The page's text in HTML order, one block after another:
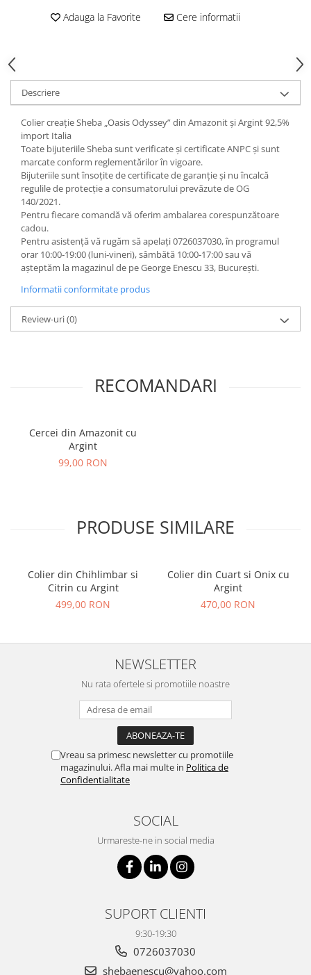
Adauga la Favorite Cere informatii
Descriere
Colier creație Sheba „Oasis Odyssey” din Amazonit și Argint 92,5%
import Italia
Toate bijuteriile Sheba sunt verificate şi certificate ANPC și sunt
marcate conform reglementărilor în vigoare.
Bijuteriile sunt însoţite de certificate de garanţie și nu încalcă
regulile de protecție a consumatorului prevăzute de OG
140/2021.
Pentru fiecare comandă vă oferim ambalarea corespunzătoare
cadou.
Pentru asistență vă rugăm să apelați 0726037030, în programul
orar 10:00‑19:00 (luni‑vineri), sâmbătă 10:00‑17:00 sau vă
așteptăm la magazinul de pe George Enescu 33, București.
Informatii conformitate produs
Review-uri(0)
RECOMANDARI
Cercei din Amazonit cu
Argint
99,00 RON
PRODUSE SIMILARE
Colier din Chihlimbar si
Citrin cu Argint
499,00 RON
Colier din Cuart si Onix cu
Argint
470,00 RON
NEWSLETTER
Nu rata ofertele si promotiile noastre
Vreau sa primesc newsletter cu promotiile
magazinului. Afla mai multe in Politica de
Confidentialitate
SOCIAL
Urmareste-ne in social media
SUPORT CLIENTI
9:30-19:30
0726037030
shebaenescu@yahoo.com